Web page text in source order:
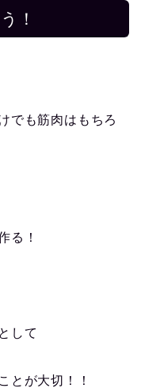
！
でも筋肉はもちろ
る！
して
とが大切！！